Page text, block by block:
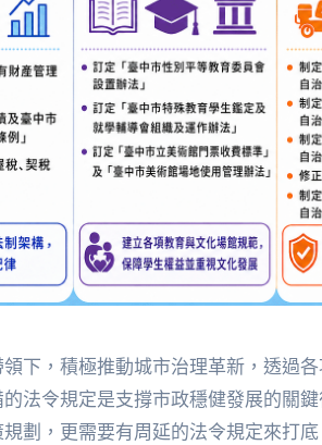
下，積極推動城市治理革新，透過
法令規定是支撐市政穩健發展的關
劃，更需要有周延的法令規定來打